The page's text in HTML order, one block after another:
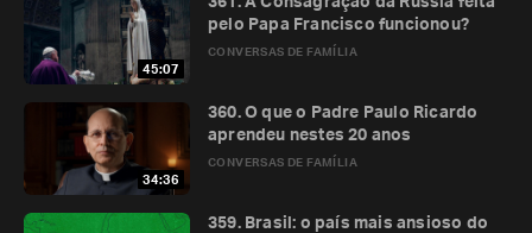
45:07
CONVERSAS DE FAMÍLIA
pelo Papa Francisco funcionou?
34:36
CONVERSAS DE FAMÍLIA
360. O que o Padre Paulo Ricardo
aprendeu nestes 20 anos
359. Brasil: o país mais ansioso do